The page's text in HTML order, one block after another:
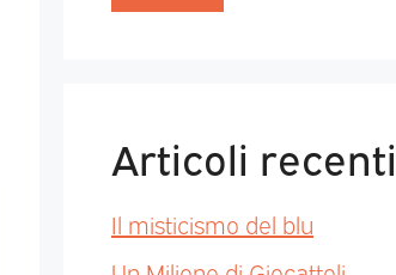
Articoli recenti
Il misticismo del blu